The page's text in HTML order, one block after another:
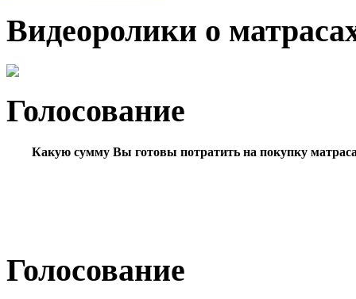
Видеоролики о
Голосование
Какую сумму Вы готовы потратить на покупку
Голосование